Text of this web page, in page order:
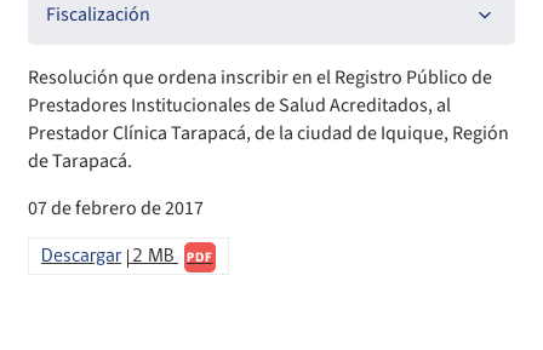
Comisión Evaluadora de Licitaciones Públicas
Convenios de colaboración
Declaración de patrimonio e intereses de autoridades
Estructura Orgánica
Compendio Beneficios
Compendio de Archivos Maestros
Compendio Información
Compendio Procedimientos
Fiscalización
Informes de fiscalización
Sanciones aplicadas
Sanciones Agentes de Ventas
Resolución que ordena inscribir en el Registro Público de
Prestadores Institucionales de Salud Acreditados, al
Prestador Clínica Tarapacá, de la ciudad de Iquique, Región
de Tarapacá.
07 de febrero de 2017
Descargar 2 MB PDF